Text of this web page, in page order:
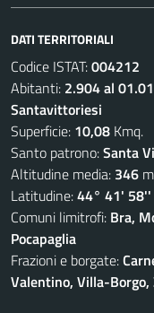
DATI TERRITORIALI
Codice ISTAT:004212
Abitanti: 2.904 al
Santavittoriesi
Superficie: 10,08
Santo patrono:Santa
Altitudine media: 346
Latitudine:44° 41' 58''
Comuni limitrofi: Bra,
Pocapaglia
Frazioni e borgate:
Valentino, Villa-Borgo,